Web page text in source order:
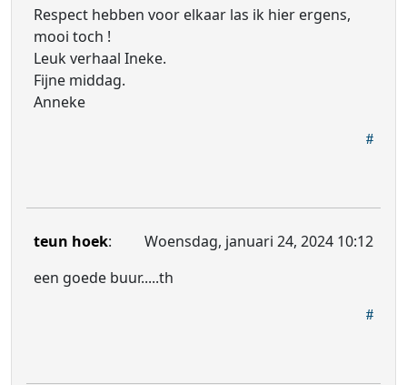
Respect hebben voor elkaar las ik hier ergens,
mooi toch !
Leuk verhaal Ineke.
Fijne middag.
Anneke
teun hoek:
Woensdag, januari 24, 2024 10:12
een goede buur.....th